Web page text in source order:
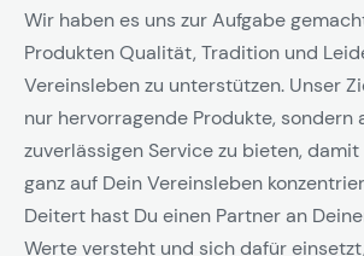
Wir haben es uns zur Aufgabe
Produkten Qualität, Tradition und
Vereinsleben zu unterstützen. Unser
nur hervorragende Produkte, sondern
zuverlässigen Service zu bieten,
ganz auf Dein Vereinsleben
Deitert hast Du einen Partner an
Werte versteht und sich dafür